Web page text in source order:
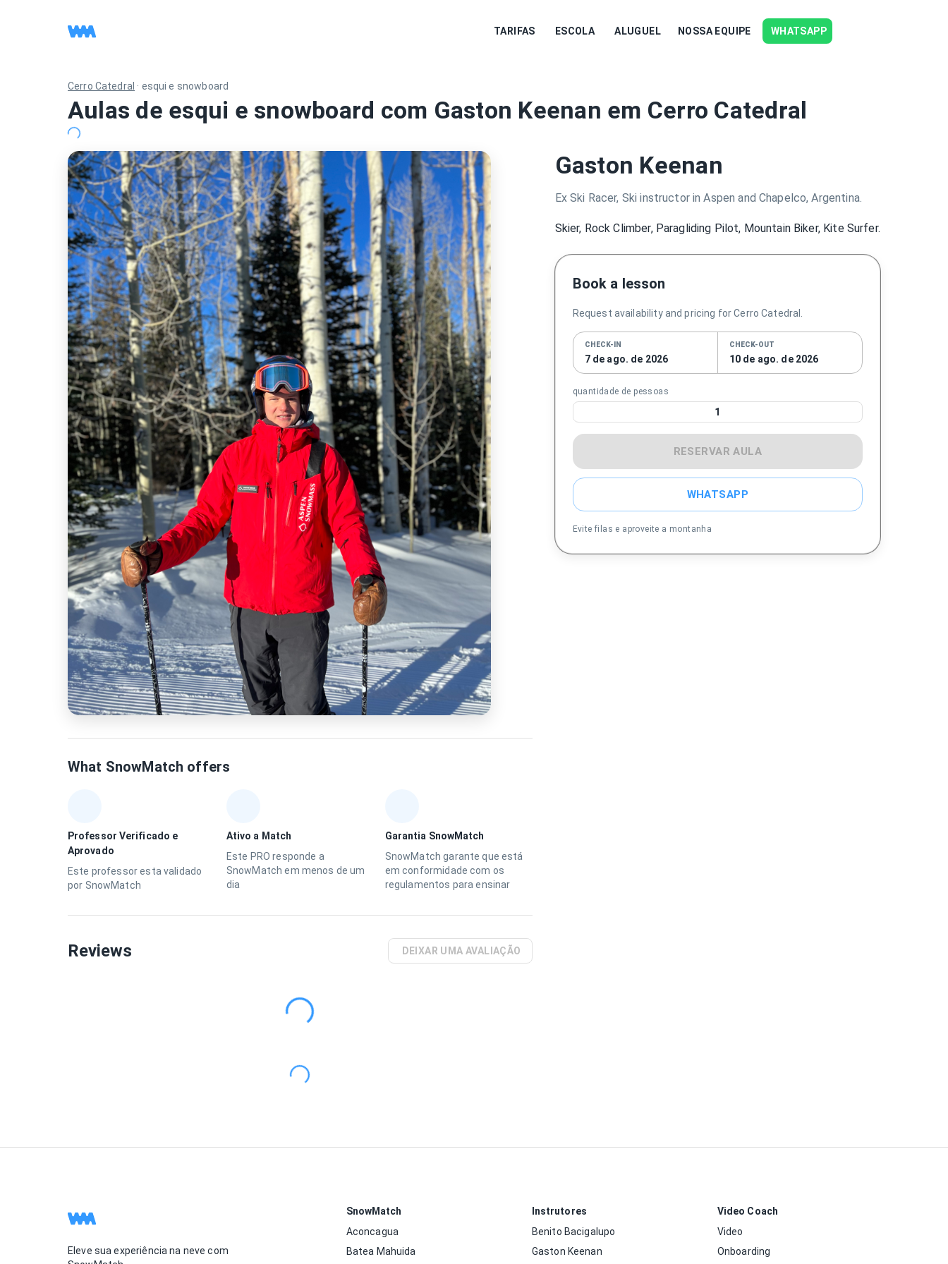
TARIFAS ESCOLA ALUGUEL NOSSA EQUIPE WHATSAPP
Cerro Catedral · esqui e snowboard
Aulas de esqui e snowboard com Gaston Keenan em Cerro Catedral
What SnowMatch offers
Professor Verificado e
Aprovado
Este professor esta validado
por SnowMatch
Ativo a Match
Este PRO responde a
SnowMatch em menos de um
dia
Garantia SnowMatch
SnowMatch garante que está
em conformidade com os
regulamentos para ensinar
Reviews DEIXAR UMA AVALIAÇÃO
Gaston Keenan
Ex Ski Racer, Ski instructor in Aspen and Chapelco, Argentina.
Skier, Rock Climber, Paragliding Pilot, Mountain Biker, Kite Surfer.
Book a lesson
Request availability and pricing for Cerro Catedral.
CHECK-IN
7 de ago. de 2026
CHECK-OUT
10 de ago. de 2026
quantidade de pessoas
1
RESERVAR AULA
WHATSAPP
Evite filas e aproveite a montanha
Eleve sua experiência na neve com
SnowMatch
Aconcagua
Batea Mahuida
Instrutores
Benito Bacigalupo
Gaston Keenan
Video Coach
Video
Onboarding